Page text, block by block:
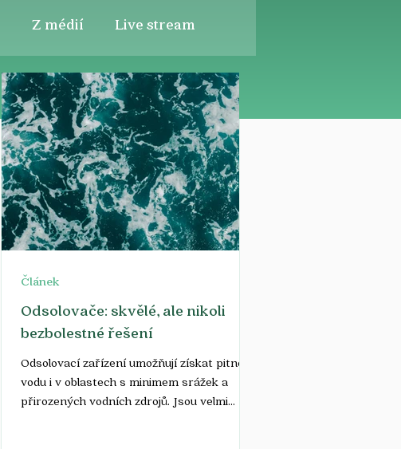
Z médií Live stream
Odsolovače: skvělé, ale nikoli
bezbolestné řešení
Odsolovací zařízení umožňují získat pitnou
vodu i v oblastech s minimem srážek a
přirozených vodních zdrojů. Jsou velmi
Článek